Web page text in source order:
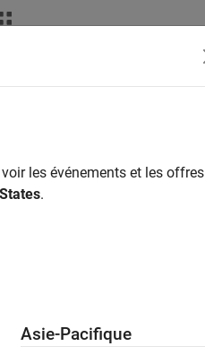
les événements et les offres
.
Asie-Pacifique